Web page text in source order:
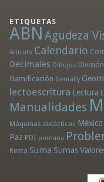
ETIQUETAS
ABN Agudeza
Artículo Calendario
Decimales Dibujos
Gamificación Genially
lectoescritura Lectura
Manualidades
Máquinas didácticas México
Paz PDI primaria
Resta Suma Sumas